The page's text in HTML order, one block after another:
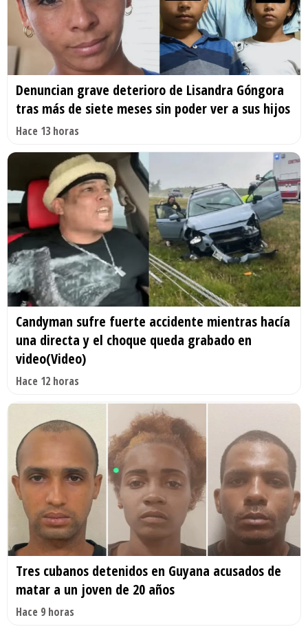
Denuncian grave deterioro de Lisandra Góngora
tras más de siete meses sin poder ver a sus hijos
Hace 13 horas
Candyman sufre fuerte accidente mientras hacía
una directa y el choque queda grabado en
video(Video)
Hace 12 horas
Tres cubanos detenidos en Guyana acusados de
matar a un joven de 20 años
Hace 9 horas